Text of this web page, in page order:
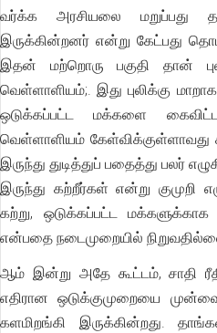
வர்க்க அரசியலை மறுப்பது
இருக்கின்றனர் என்று கேட்பது
இதன் மற்றொரு பகுதி தான்
வெள்ளாளியம்;. இது புலிக்கு
ஒடுக்கப்பட்ட மக்களை
வெள்ளாளியம் கேள்விக்குள்ளாவது
இருந்து துடித்துப் பதைத்து பலர்
இருந்து கற்றீர்கள் என்று குமுறி
கற்று, ஒடுக்கப்பட்ட
என்பதை நடைமுறையில்
ஆம் இன்று அதே கூட்டம், சாதி
எதிரான ஒடுக்குமுறையை
களமிறங்கி இருக்கின்றது.